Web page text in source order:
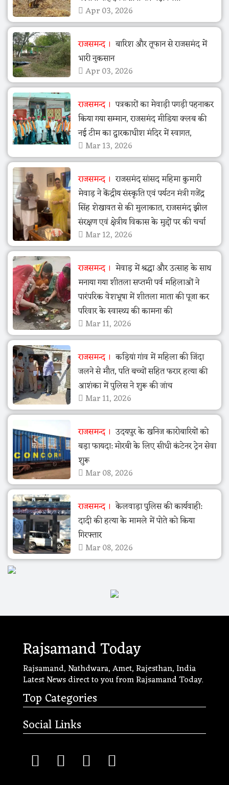
Apr 03, 2026
राजसमन्द
बारिश और तूफान से राजसमंद में
भारी नुकसान
Apr 03, 2026
राजसमन्द
पत्रकारों का मेवाड़ी पगड़ी पहनाकर
किया गया सम्मान, राजसमंद मीडिया क्लब की
नई टीम का द्वारकाधीश मंदिर में स्वागत,
Mar 13, 2026
राजसमन्द
राजसमंद सांसद महिमा कुमारी
मेवाड़ ने केंद्रीय संस्कृति एवं पर्यटन मंत्री गजेंद्र
सिंह शेखावत से की मुलाकात, राजसमंद झील
संरक्षण एवं क्षेत्रीय विकास के मुद्दों पर की चर्चा
Mar 12, 2026
राजसमन्द
मेवाड़ में श्रद्धा और उत्साह के साथ
मनाया गया शीतला सप्तमी पर्व महिलाओं ने
पारंपरिक वेशभूषा में शीतला माता की पूजा कर
परिवार के स्वास्थ्य की कामना की
Mar 11, 2026
राजसमन्द
कड़ियां गांव में महिला की जिंदा
जलने से मौत, पति बच्चों सहित फरार हत्या की
आशंका में पुलिस ने शुरू की जांच
Mar 11, 2026
राजसमन्द
उदयपुर के खनिज कारोबारियों को
बड़ा फायदा: मोरबी के लिए सीधी कंटेनर ट्रेन सेवा
शुरू
Mar 08, 2026
राजसमन्द
केलवाड़ा पुलिस की कार्यवाही:
दादी की हत्या के मामले में पोते को किया
गिरफ्तार
Mar 08, 2026
Rajsamand Today
Rajsamand, Nathdwara, Amet, Rajesthan, India
Latest News direct to you from Rajsamand Today.
Top Categories
Social Links